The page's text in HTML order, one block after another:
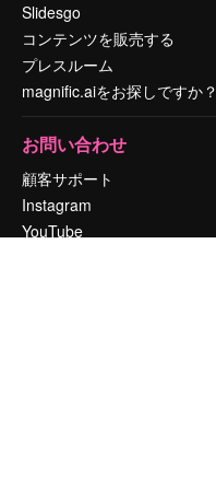
Slidesgo
コンテンツを販売する
プレスルーム
magnific.aiをお探しですか？
お問い合わせ
顧客サポート
Instagram
YouTube